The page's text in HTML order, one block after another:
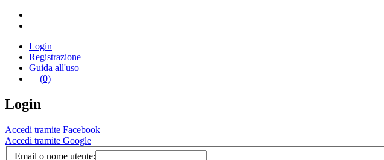
Login
Registrazione
Guida all'uso
(0)
Login
Accedi tramite Facebook
Accedi tramite Google
Email o nome utente: